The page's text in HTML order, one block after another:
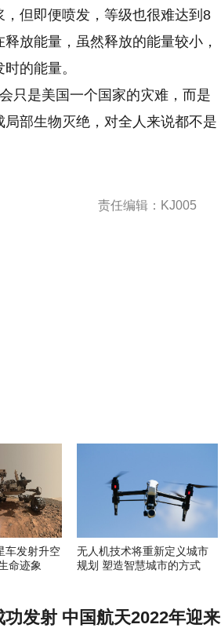
但即便喷发，等级也很难达到8
放能量，虽然释放的能量较小，
的能量。
只是美国一个国家的灾难，而是
部生物灭绝，对全人来说都不是
责任编辑：KJ005
车发射升空
命迹象
无人机技术将重新定义城市
规划 塑造智慧城市的方式
发射 中国航天2022年迎来